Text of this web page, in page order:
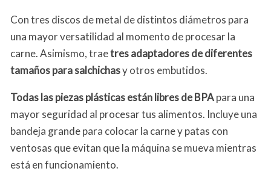
Con tres discos de metal de distintos diámetros para
una mayor versatilidad al momento de procesar la
carne. Asimismo, traetres adaptadores de diferentes
tamaños para salchichasy otros embutidos.
Todas las piezas plásticas están libres de BPApara una
mayor seguridad al procesar tus alimentos. Incluye una
bandeja grande para colocar la carne y patas con
ventosas que evitan que la máquina se mueva mientras
está en funcionamiento.